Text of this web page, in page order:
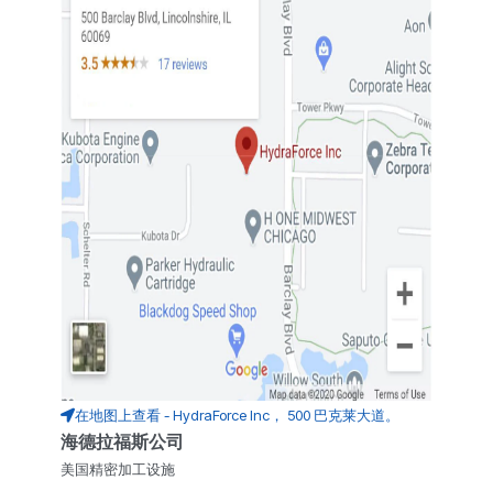
在地图上查看 - HydraForce Inc， 500 巴克莱大道。
海德拉福斯公司
美国精密加工设施